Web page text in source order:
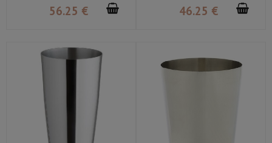
56.25 € 46.25 €